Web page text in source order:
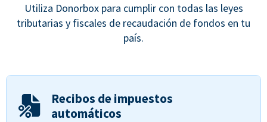
Utiliza Donorbox para cumplir con todas las leyes
tributarias y fiscales de recaudación de fondos en tu
país.
Recibos de impuestos
automáticos